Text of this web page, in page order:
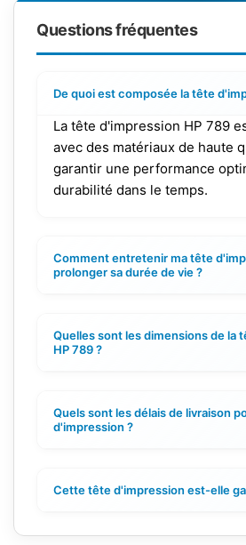
Questions fréquentes
De quoi est composée la tête
La tête d'impression HP 789
avec des matériaux de haute
garantir une performance
durabilité dans le temps.
Comment entretenir ma tête
prolonger sa durée de vie ?
Quelles sont les dimensions de la
HP 789 ?
Quels sont les délais de livraison
d'impression ?
Cette tête d'impression est-elle